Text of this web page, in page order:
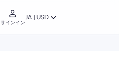
サインイン
JA | USD